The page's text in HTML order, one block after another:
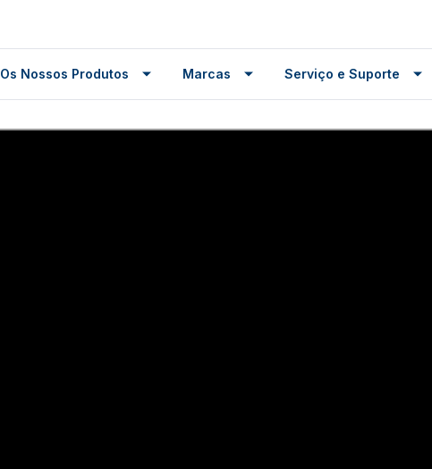
Os Nossos Produtos Marcas Serviço e Suporte